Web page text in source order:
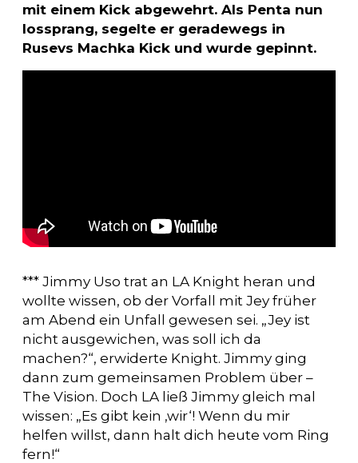
mit einem Kick abgewehrt. Als Penta nun
lossprang, segelte er geradewegs in
Rusevs Machka Kick und wurde gepinnt.
*** Jimmy Uso trat an LA Knight heran und
wollte wissen, ob der Vorfall mit Jey früher
am Abend ein Unfall gewesen sei. „Jey ist
nicht ausgewichen, was soll ich da
machen?“, erwiderte Knight. Jimmy ging
dann zum gemeinsamen Problem über –
The Vision. Doch LA ließ Jimmy gleich mal
wissen: „Es gibt kein ‚wir‘! Wenn du mir
helfen willst, dann halt dich heute vom Ring
fern!“